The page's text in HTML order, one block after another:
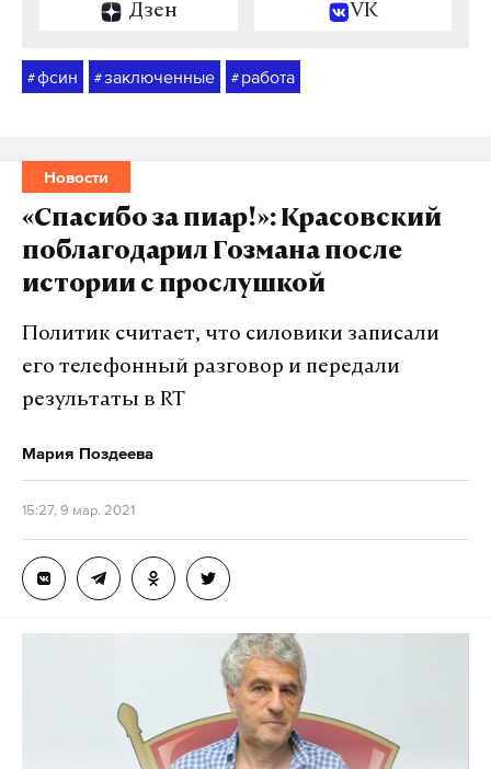
Дзен VK
#фсин #заключенные # работа
Новости
«Спасибо за пиар!»: Красовский
поблагодарил Гозмана после
истории с прослушкой
Политик считает, что силовики записали
его телефонный разговор и передали
результаты в RT
Мария Поздеева
15:27, 9 мар. 2021